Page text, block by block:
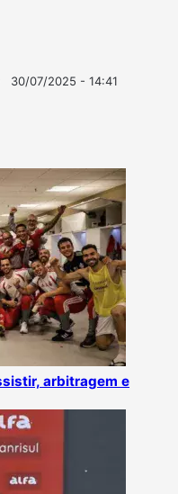
30/07/2025 - 14:41
arbitragem e